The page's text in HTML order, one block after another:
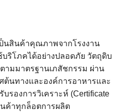
นสินค้าคุณภาพจากโรงงาน
ริโภคได้อย่างปลอดภัย วัตถุดิบ
ามมาตรฐานเภสัชกรรม ผ่าน
ต้นทางและองค์การอาหารและ
รองการวิเคราะห์ (Certificate
นค้าทุกล็อตการผลิต